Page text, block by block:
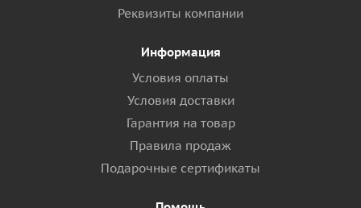
Реквизиты компании
Информация
Условия оплаты
Условия доставки
Гарантия на товар
Правила продаж
Подарочные сертификаты